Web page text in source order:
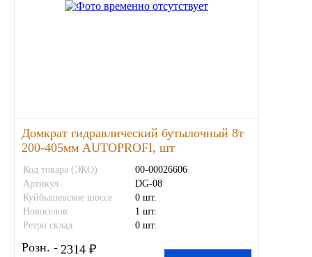
Домкрат гидравлический бутылочный 8т
200-405мм AUTOPROFI, шт
Код товара (ЭКО)
00-00026606
Артикул
DG-08
Куйбышевское шоссе
0 шт.
Новоселов
1 шт.
Ретро склад
0 шт.
Розн. - 2314 ₽